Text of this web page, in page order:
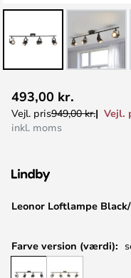
til
starten
Leonor Loftlampe
493,00 kr.
Vejl. pris949,00 kr.
Vejl.
inkl. moms
Farve version (værdi):